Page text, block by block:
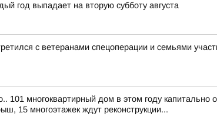
год выпадает на вторую субботу августа
с ветеранами спецоперации и семьями
101 многоквартирный дом в этом году
15 многоэтажек ждут реконструкции...